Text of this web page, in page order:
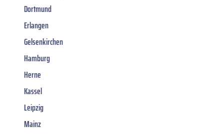
Dortmund
Erlangen
Gelsenkirchen
Hamburg
Herne
Kassel
Leipzig
Mainz